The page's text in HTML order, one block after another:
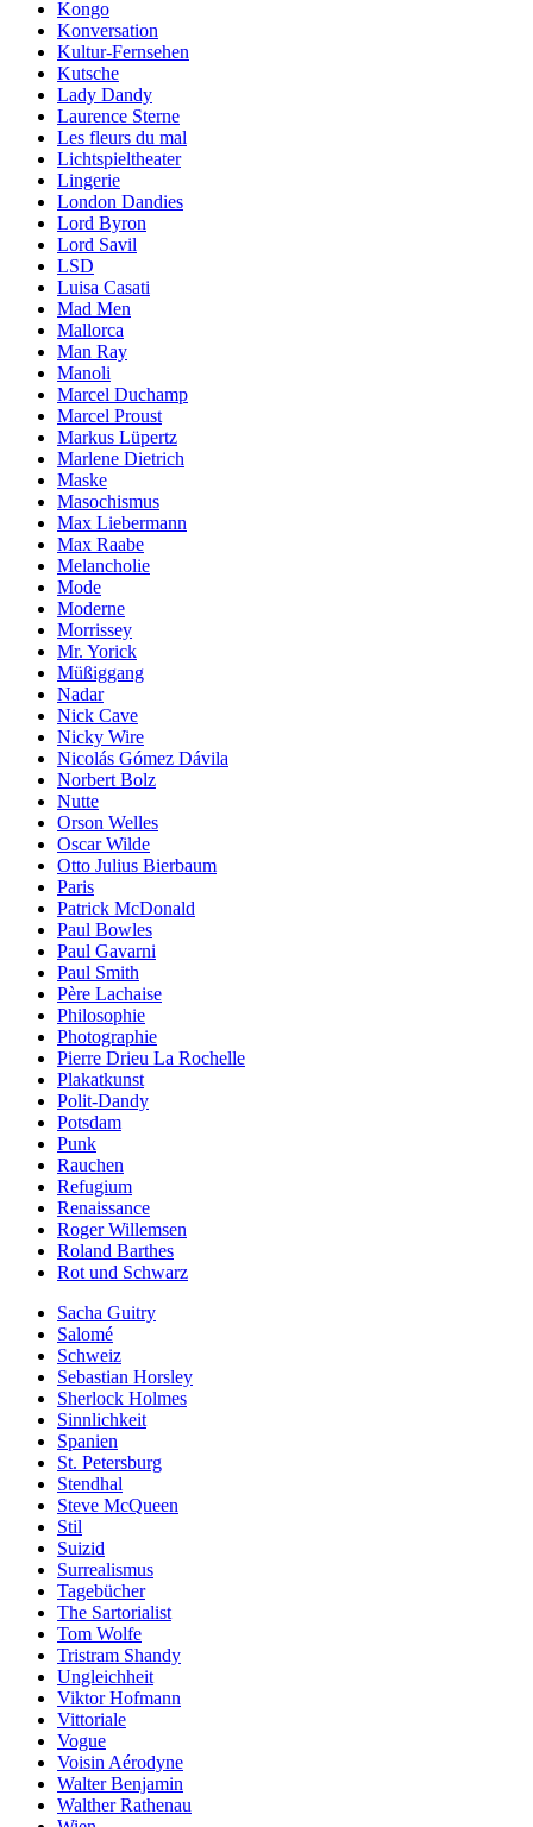
Kongo
Konversation
Kultur-Fernsehen
Kutsche
Lady Dandy
Laurence Sterne
Les fleurs du mal
Lichtspieltheater
Lingerie
London Dandies
Lord Byron
Lord Savil
LSD
Luisa Casati
Mad Men
Mallorca
Man Ray
Manoli
Marcel Duchamp
Marcel Proust
Markus Lüpertz
Marlene Dietrich
Maske
Masochismus
Max Liebermann
Max Raabe
Melancholie
Mode
Moderne
Morrissey
Mr. Yorick
Müßiggang
Nadar
Nick Cave
Nicky Wire
Nicolás Gómez Dávila
Norbert Bolz
Nutte
Orson Welles
Oscar Wilde
Otto Julius Bierbaum
Paris
Patrick McDonald
Paul Bowles
Paul Gavarni
Paul Smith
Père Lachaise
Philosophie
Photographie
Pierre Drieu La Rochelle
Plakatkunst
Polit-Dandy
Potsdam
Punk
Rauchen
Refugium
Renaissance
Roger Willemsen
Roland Barthes
Rot und Schwarz
Sacha Guitry
Salomé
Schweiz
Sebastian Horsley
Sherlock Holmes
Sinnlichkeit
Spanien
St. Petersburg
Stendhal
Steve McQueen
Stil
Suizid
Surrealismus
Tagebücher
The Sartorialist
Tom Wolfe
Tristram Shandy
Ungleichheit
Viktor Hofmann
Vittoriale
Vogue
Voisin Aérodyne
Walter Benjamin
Walther Rathenau